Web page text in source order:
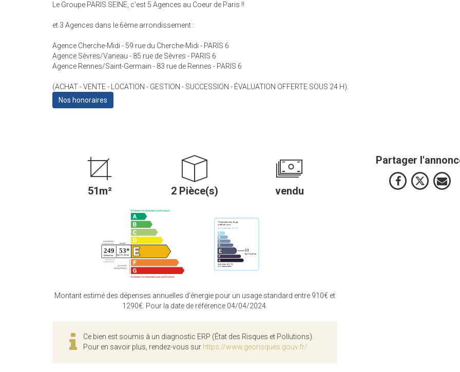
Le Groupe PARIS SEINE, c'est 5 Agences au Coeur de Paris !!
et 3 Agences dans le 6ème arrondissement :
Agence Cherche-Midi - 59 rue du Cherche-Midi - PARIS 6
Agence Sèvres/Vaneau - 85 rue de Sèvres - PARIS 6
Agence Rennes/Saint-Germain - 83 rue de Rennes - PARIS 6
(ACHAT - VENTE - LOCATION - GESTION - SUCCESSION - ÉVALUATION OFFERTE SOUS 24 H).
Nos honoraires
51m² 2 Pièce(s) vendu
Montant estimé des dépenses annuelles d'énergie pour un usage standard entre 910€ et
1290€. Pour la date de référence 04/04/2024.
Ce bien est soumis à un diagnostic ERP (État des Risques et Pollutions).
Pour en savoir plus, rendez-vous sur https://www.georisques.gouv.fr/
Partager